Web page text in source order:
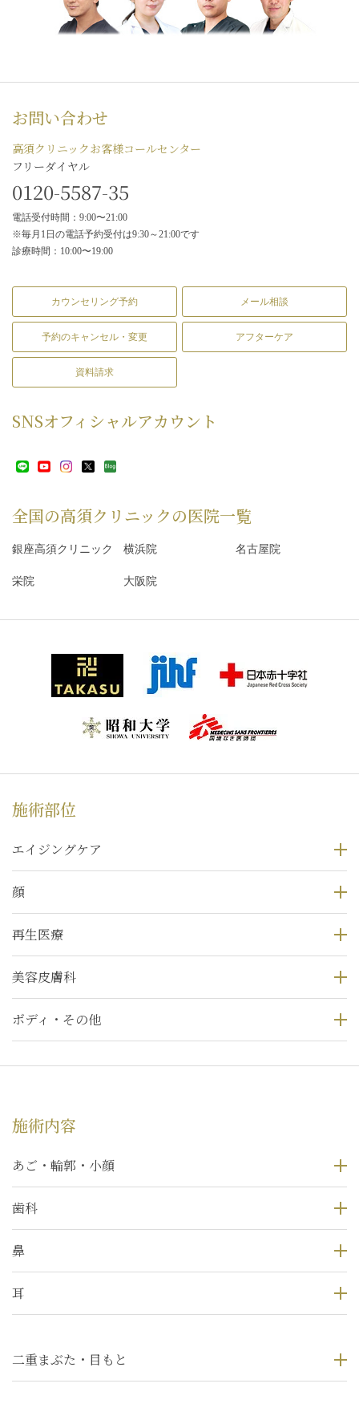
お問い合わせ
高須クリニックお客様コールセンター
フリーダイヤル
0120-5587-35
電話受付時間：9:00〜21:00
※毎月1日の電話予約受付は9:30～21:00です
診療時間：10:00〜19:00
カウンセリング予約 メール相談
予約のキャンセル・変更 アフターケア
資料請求
SNSオフィシャルアカウント
全国の高須クリニックの医院一覧
銀座高須クリニック 横浜院 名古屋院
栄院 大阪院
施術部位
エイジングケア
顔
再生医療
美容皮膚科
ボディ・その他
施術内容
あご・輪郭・小顔
歯科
鼻
耳
二重まぶた・目もと